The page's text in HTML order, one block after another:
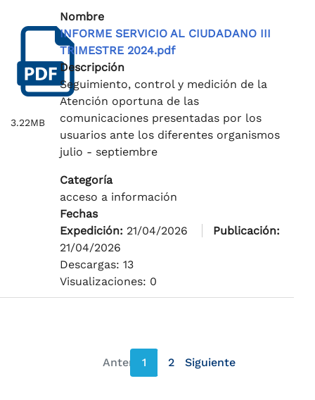
3.22MB
Nombre
INFORME SERVICIO AL CIUDADANO III
TRIMESTRE 2024.pdf
Descripción
Seguimiento, control y medición de la
Atención oportuna de las
comunicaciones presentadas por los
usuarios ante los diferentes organismos
julio - septiembre
Categoría
acceso a información
Fechas
Expedición: 21/04/2026
Publicación:
21/04/2026
Descargas: 13
Visualizaciones: 0
Anterior
1 2 Siguiente